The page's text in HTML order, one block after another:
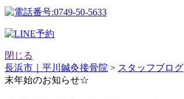
閉じる
長浜市｜平川鍼灸接骨院 > スタッフブログ
末年始のお知らせ☆